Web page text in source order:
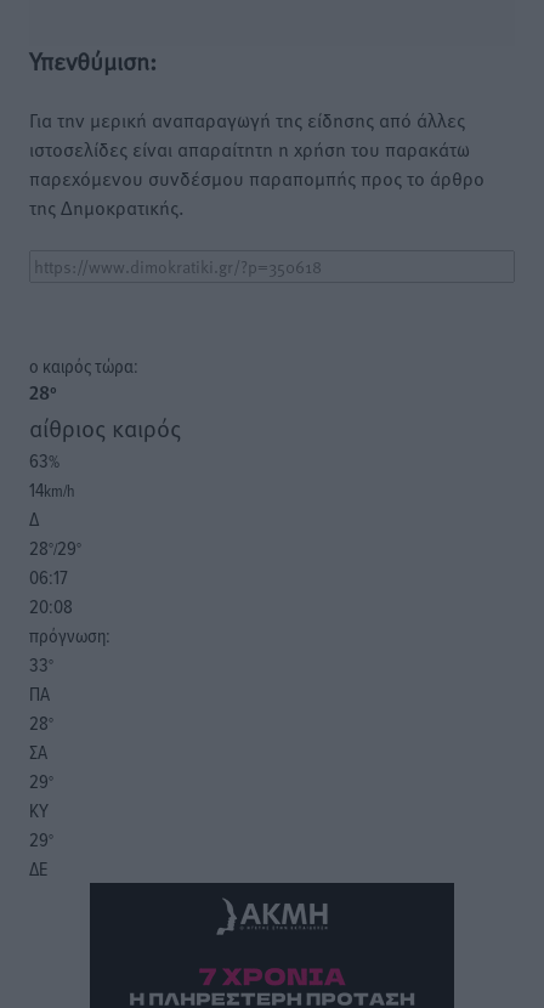
Υπενθύμιση:
Για την μερική αναπαραγωγή της είδησης από άλλες
ιστοσελίδες είναι απαραίτητη η χρήση του παρακάτω
παρεχόμενου συνδέσμου παραπομπής προς το άρθρο
της Δημοκρατικής.
o καιρός τώρα:
28°
αίθριος καιρός
63%
14km/h
Δ
28°/29°
06:17
20:08
πρόγνωση:
33°
ΠΑ
28°
ΣΑ
29°
ΚΥ
29°
ΔΕ